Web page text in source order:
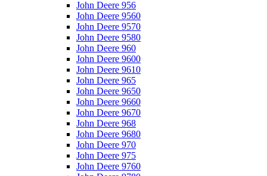
John Deere 956
John Deere 9560
John Deere 9570
John Deere 9580
John Deere 960
John Deere 9600
John Deere 9610
John Deere 965
John Deere 9650
John Deere 9660
John Deere 9670
John Deere 968
John Deere 9680
John Deere 970
John Deere 975
John Deere 9760